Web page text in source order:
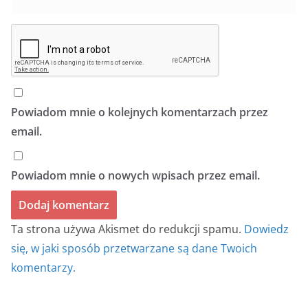
Powiadom mnie o kolejnych komentarzach przez
email.
Powiadom mnie o nowych wpisach przez email.
Ta strona używa Akismet do redukcji spamu. Dowiedz
się, w jaki sposób przetwarzane są dane Twoich
komentarzy.